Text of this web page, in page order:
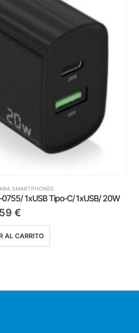
SMARTPHONES
1xUSB Tipo-C/ 1xUSB/ 20W
€
AL CARRITO